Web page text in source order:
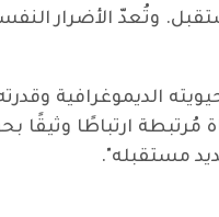
وتُعدّ الأضرار
الديموغرافية
مُرتبطة ارتباطًا
مستقبله".